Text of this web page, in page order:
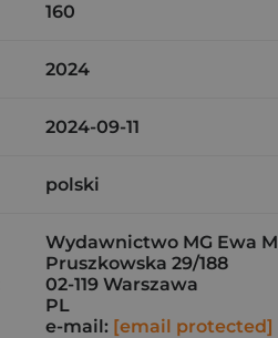
160
2024
2024-09-11
polski
Wydawnictwo MG Ewa
Pruszkowska 29/188
02-119 Warszawa
PL
e-mail: [email protected]